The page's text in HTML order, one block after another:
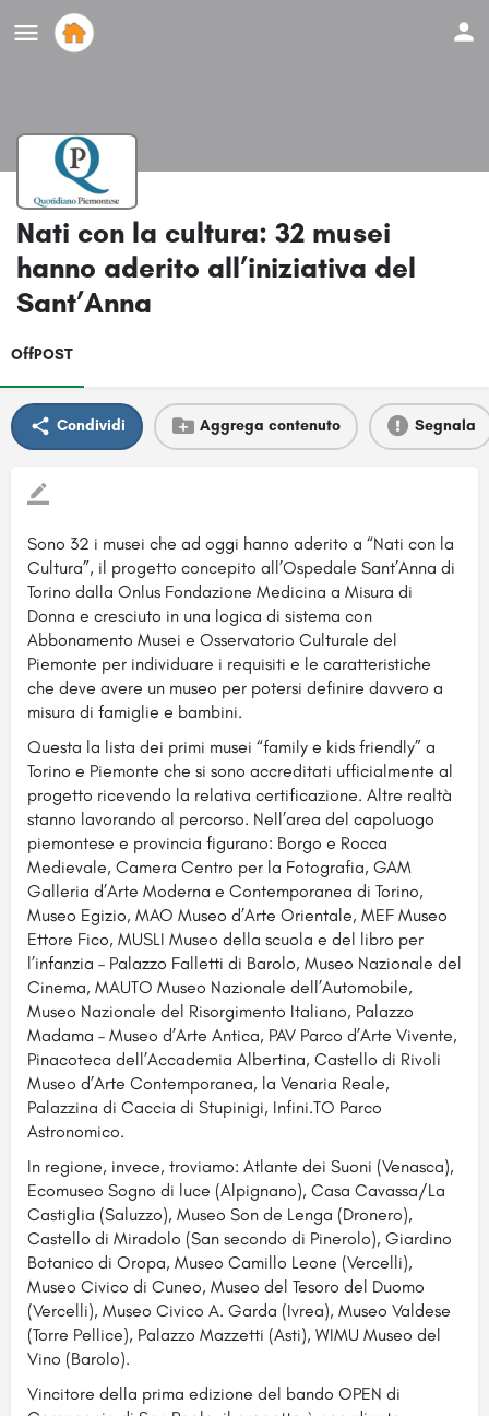
Nati con la cultura: 32 musei
hanno aderito all’iniziativa del
Sant’Anna
OffPOST
Condividi Aggrega contenuto Segnala
Sono 32 i musei che ad oggi hanno aderito a “Nati con la
Cultura”, il progetto concepito all’Ospedale Sant’Anna di
Torino dalla Onlus Fondazione Medicina a Misura di
Donna e cresciuto in una logica di sistema con
Abbonamento Musei e Osservatorio Culturale del
Piemonte per individuare i requisiti e le caratteristiche
che deve avere un museo per potersi definire davvero a
misura di famiglie e bambini.
Questa la lista dei primi musei “family e kids friendly” a
Torino e Piemonte che si sono accreditati ufficialmente al
progetto ricevendo la relativa certificazione. Altre realtà
stanno lavorando al percorso. Nell’area del capoluogo
piemontese e provincia figurano: Borgo e Rocca
Medievale, Camera Centro per la Fotografia, GAM
Galleria d’Arte Moderna e Contemporanea di Torino,
Museo Egizio, MAO Museo d’Arte Orientale, MEF Museo
Ettore Fico, MUSLI Museo della scuola e del libro per
l’infanzia – Palazzo Falletti di Barolo, Museo Nazionale del
Cinema, MAUTO Museo Nazionale dell’Automobile,
Museo Nazionale del Risorgimento Italiano, Palazzo
Madama – Museo d’Arte Antica, PAV Parco d’Arte Vivente,
Pinacoteca dell’Accademia Albertina, Castello di Rivoli
Museo d’Arte Contemporanea, la Venaria Reale,
Palazzina di Caccia di Stupinigi, Infini.TO Parco
Astronomico.
In regione, invece, troviamo: Atlante dei Suoni (Venasca),
Ecomuseo Sogno di luce (Alpignano), Casa Cavassa/La
Castiglia (Saluzzo), Museo Son de Lenga (Dronero),
Castello di Miradolo (San secondo di Pinerolo), Giardino
Botanico di Oropa, Museo Camillo Leone (Vercelli),
Museo Civico di Cuneo, Museo del Tesoro del Duomo
(Vercelli), Museo Civico A. Garda (Ivrea), Museo Valdese
(Torre Pellice), Palazzo Mazzetti (Asti), WIMU Museo del
Vino (Barolo).
Vincitore della prima edizione del bando OPEN di